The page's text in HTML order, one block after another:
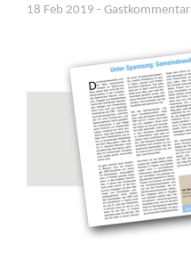
18 Feb 2019 - Gastkommentar